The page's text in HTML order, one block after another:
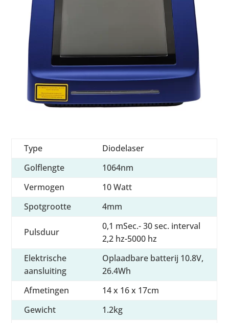
Type
Diodelaser
Golflengte
1064nm
Vermogen
10 Watt
Spotgrootte
4mm
Pulsduur
0,1 mSec.- 30 sec. interval
2,2 hz-5000 hz
Elektrische
aansluiting
Oplaadbare batterij 10.8V,
26.4Wh
Afmetingen
14 x 16 x 17cm
Gewicht
1.2kg